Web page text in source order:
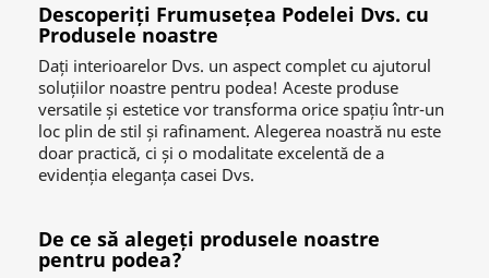
Descoperiți Frumusețea Podelei Dvs. cu
Produsele noastre
Dați interioarelor Dvs. un aspect complet cu ajutorul
soluțiilor noastre pentru podea! Aceste produse
versatile și estetice vor transforma orice spațiu într-un
loc plin de stil și rafinament. Alegerea noastră nu este
doar practică, ci și o modalitate excelentă de a
evidenția eleganța casei Dvs.
De ce să alegeți produsele noastre
pentru podea?